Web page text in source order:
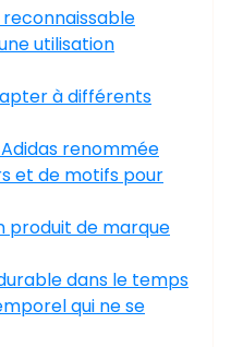
utilisation
à différents
renommée
et de motifs pour
produit de marque
dans le temps
qui ne se